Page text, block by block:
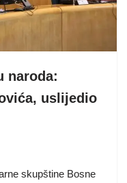
naroda:
uslijedio
skupštine Bosne